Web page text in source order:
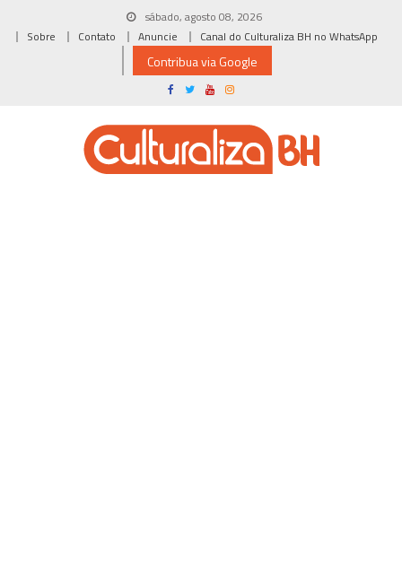
sábado, agosto 08, 2026
Sobre
Contato Anuncie Canal do Culturaliza BH no WhatsApp
Contribua via Google